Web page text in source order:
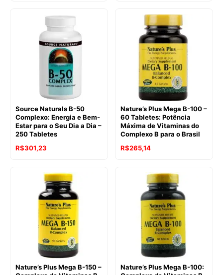
Source Naturals B-50
Complexo: Energia e Bem-
Estar para o Seu Dia a Dia –
250 Tabletes
R$301,23
Nature’s Plus Mega B-100 –
60 Tabletes: Potência
Máxima de Vitaminas do
Complexo B para o Brasil
R$265,14
Nature’s Plus Mega B-150 –
Nature’s Plus Mega B-100: